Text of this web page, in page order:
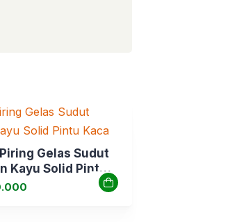
Gelas Sudut
Kayu Solid Pintu